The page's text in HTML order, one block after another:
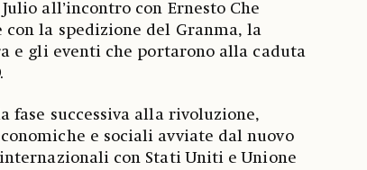
all’incontro con Ernesto Che
con la spedizione del Granma, la
e gli eventi che portarono alla caduta
fase successiva alla rivoluzione,
e sociali avviate dal nuovo
con Stati Uniti e Unione